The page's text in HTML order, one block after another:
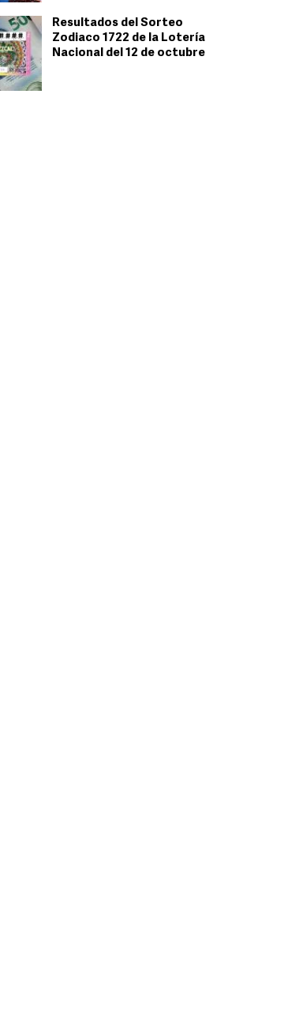
Resultados del Sorteo
Zodiaco 1722 de la Lotería
Nacional del 12 de octubre